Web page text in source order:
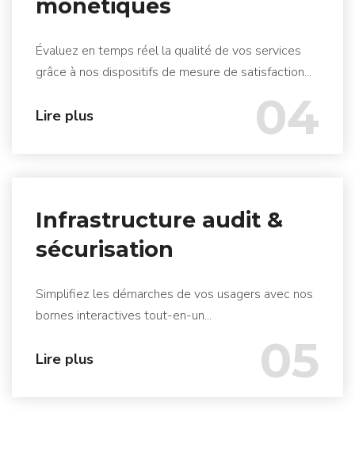
04
monétiques
Évaluez en temps réel la qualité de vos services
grâce à nos dispositifs de mesure de satisfaction...
Lire plus
05
Infrastructure audit &
sécurisation
Simplifiez les démarches de vos usagers avec nos
bornes interactives tout-en-un...
Lire plus